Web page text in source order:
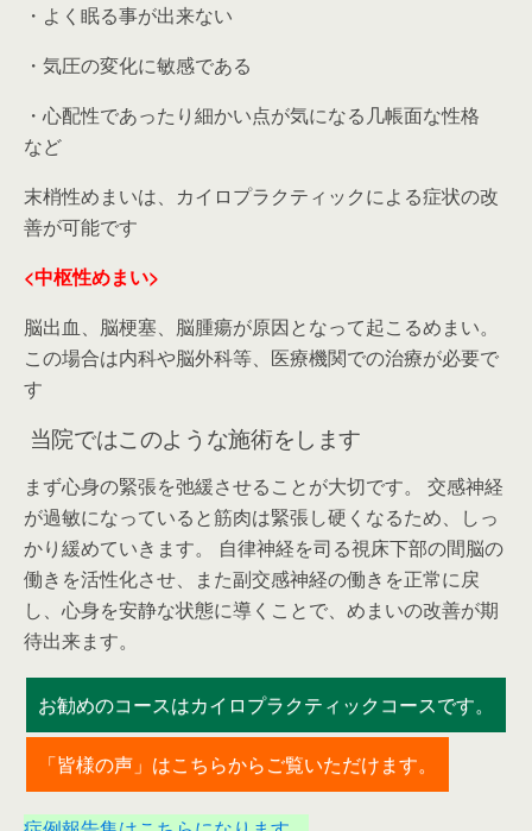
・よく眠る事が出来ない
・気圧の変化に敏感である
・心配性であったり細かい点が気になる几帳面な性格
など
末梢性めまいは、カイロプラクティックによる症状の改
善が可能です
<中枢性めまい>
脳出血、脳梗塞、脳腫瘍が原因となって起こるめまい。
この場合は内科や脳外科等、医療機関での治療が必要で
す
当院ではこのような施術をします
まず心身の緊張を弛緩させることが大切です。 交感神経
が過敏になっていると筋肉は緊張し硬くなるため、しっ
かり緩めていきます。 自律神経を司る視床下部の間脳の
働きを活性化させ、また副交感神経の働きを正常に戻
し、心身を安静な状態に導くことで、めまいの改善が期
待出来ます。
お勧めのコースはカイロプラクティックコースです。
「皆様の声」はこちらからご覧いただけます。